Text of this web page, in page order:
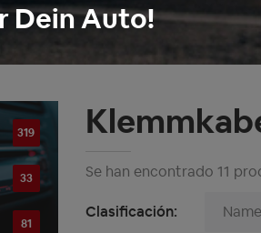
Dein Auto!
319
33
81
Se han encontrado 11
Clasificación: